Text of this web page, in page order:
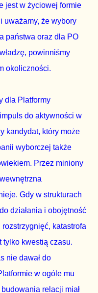
jest w życiowej formie
uważamy, że wybory
państwa oraz dla PO
powinniśmy
okoliczności.
dla Platformy
do aktywności w
kandydat, który może
wyborczej także
Przez miniony
Gdy w strukturach
działania i obojętność
katastrofa
tylko kwestią czasu.
nie dawał do
w ogóle mu
relacji miał